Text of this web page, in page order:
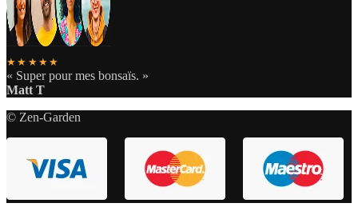
★★★★★
« Super pour mes bonsaïs. »
Matt T
© Zen-Garden